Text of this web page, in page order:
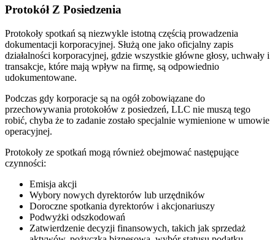
Protokół Z Posiedzenia
Protokoły spotkań są niezwykle istotną częścią prowadzenia
dokumentacji korporacyjnej. Służą one jako oficjalny zapis
działalności korporacyjnej, gdzie wszystkie główne głosy, uchwały i
transakcje, które mają wpływ na firmę, są odpowiednio
udokumentowane.
Podczas gdy korporacje są na ogół zobowiązane do
przechowywania protokołów z posiedzeń, LLC nie muszą tego
robić, chyba że to zadanie zostało specjalnie wymienione w umowie
operacyjnej.
Protokoły ze spotkań mogą również obejmować następujące
czynności:
Emisja akcji
Wybory nowych dyrektorów lub urzędników
Doroczne spotkania dyrektorów i akcjonariuszy
Podwyżki odszkodowań
Zatwierdzenie decyzji finansowych, takich jak sprzedaż